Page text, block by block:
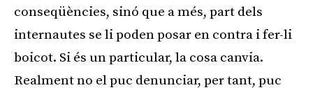
conseqüències, sinó que a més, part dels
internautes se li poden posar en contra i fer-li
boicot. Si és un particular, la cosa canvia.
Realment no el puc denunciar, per tant, puc